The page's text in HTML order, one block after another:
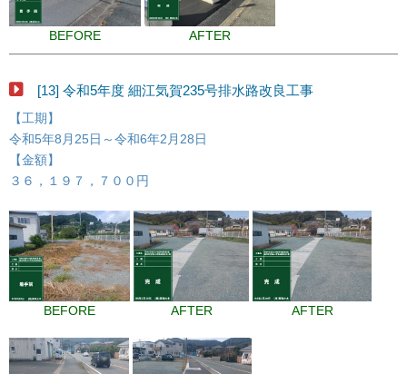
BEFORE AFTER
[13] 令和5年度 細江気賀235号排水路改良工事
【工期】
令和5年8月25日～令和6年2月28日
【金額】
３６，１９７，７００円
BEFORE AFTER AFTER